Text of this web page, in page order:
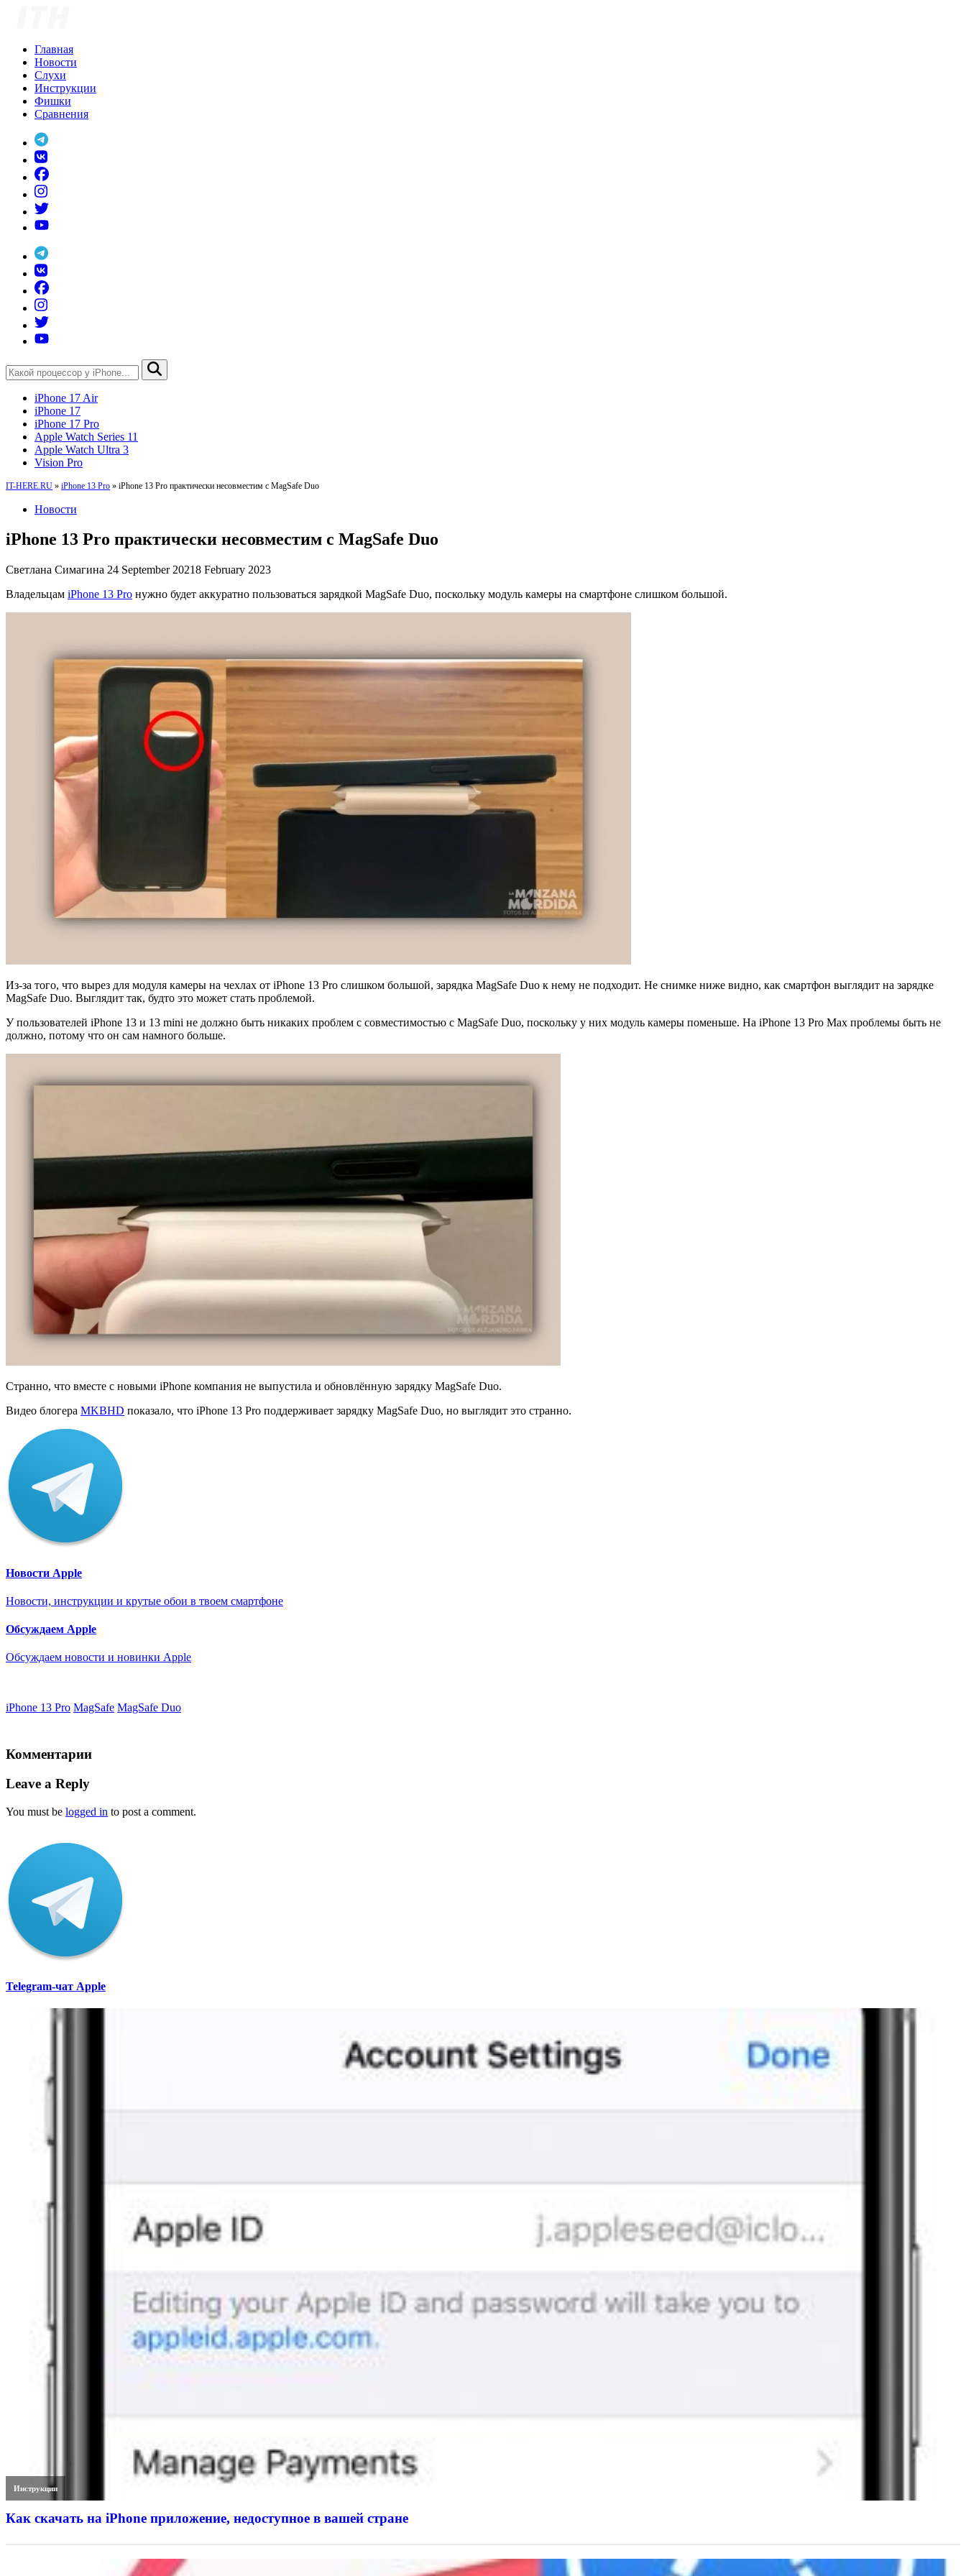
Главная
Новости
Слухи
Инструкции
Фишки
Сравнения
iPhone 17 Air
iPhone 17
iPhone 17 Pro
Apple Watch Series 11
Apple Watch Ultra 3
Vision Pro
IT-HERE.RU » iPhone 13 Pro » iPhone 13 Pro практически несовместим с MagSafe Duo
Новости
iPhone 13 Pro практически несовместим с MagSafe Duo
Светлана Симагина 24 September 20218 February 2023
Владельцам iPhone 13 Pro нужно будет аккуратно пользоваться зарядкой MagSafe Duo, поскольку модуль камеры на смартфоне слишком большой.
Из-за того, что вырез для модуля камеры на чехлах от iPhone 13 Pro слишком большой, зарядка MagSafe Duo к нему не подходит. Не снимке ниже видно, как смартфон выглядит на зарядке
MagSafe Duo. Выглядит так, будто это может стать проблемой.
У пользователей iPhone 13 и 13 mini не должно быть никаких проблем с совместимостью с MagSafe Duo, поскольку у них модуль камеры поменьше. На iPhone 13 Pro Max проблемы быть не
должно, потому что он сам намного больше.
Странно, что вместе с новыми iPhone компания не выпустила и обновлённую зарядку MagSafe Duo.
Видео блогера MKBHD показало, что iPhone 13 Pro поддерживает зарядку MagSafe Duo, но выглядит это странно.
Новости Apple
Новости, инструкции и крутые обои в твоем смартфоне
Обсуждаем Apple
Обсуждаем новости и новинки Apple
iPhone 13 Pro MagSafe MagSafe Duo
Комментарии
Leave a Reply
You must be logged in to post a comment.
Telegram-чат Apple
Инструкции
Как скачать на iPhone приложение, недоступное в вашей стране